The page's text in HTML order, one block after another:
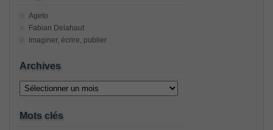
Ageto
Fabian Delahaut
Imaginer, écrire, publier
Archives
Archives
Mots clés